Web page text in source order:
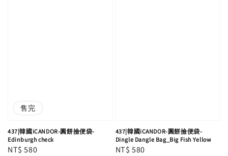
售完
437|韓國iCANDOR-圓餅撿便袋-
Edinburgh check
Regular
NT$ 580
437|韓國iCANDOR-圓餅撿便袋-
Dingle Dangle Bag_Big Fish Yellow
Regular
NT$ 580